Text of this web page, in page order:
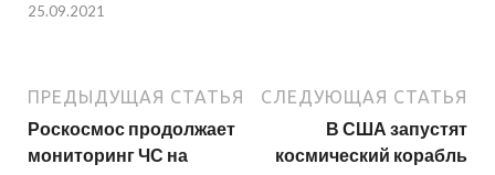
25.09.2021
ПРЕДЫДУЩАЯ СТАТЬЯ
Роскосмос продолжает
мониторинг ЧС на
СЛЕДУЮЩАЯ СТАТЬЯ
В США запустят
космический корабль